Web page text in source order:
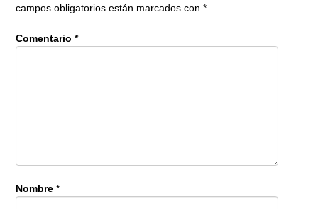
campos obligatorios están marcados con *
Comentario *
Nombre *